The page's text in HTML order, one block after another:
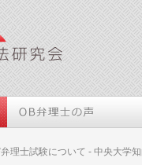
理士試験について - 中央大学